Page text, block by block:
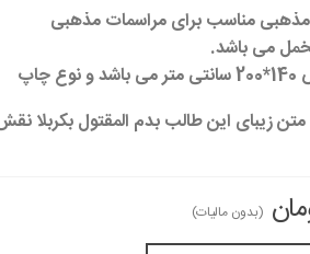
مناسب برای مراسمات مذهبی
می باشد.
ابعاد محصول عرض 140*200 سانتی متر می باشد و نوع چاپ
زیبای این طالب بدم المقتول بکربلا
(بدون مالیات)